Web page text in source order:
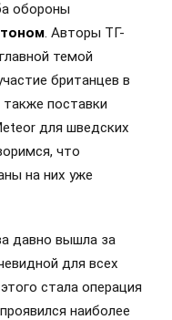
обороны
. Авторы ТГ-
темой
британцев в
также поставки
для шведских
что
на них уже
давно вышла за
для всех
стала операция
наиболее